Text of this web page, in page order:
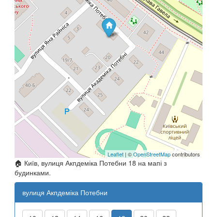
Leaflet | ©OpenStreetMapcontributors
🏠 Київ, вулиця Акпдеміка Потебни 18 на мапі з
будинками.
вулиця Акпдеміка Потебни